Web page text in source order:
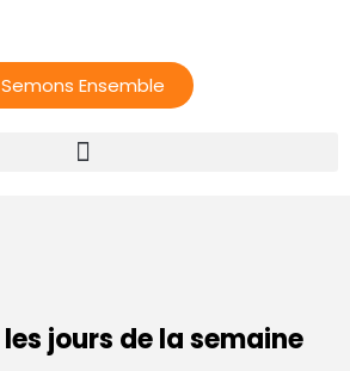
Semons Ensemble
les jours de la semaine